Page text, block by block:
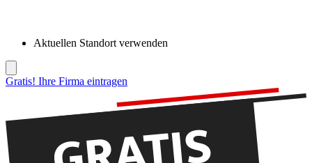
Aktuellen Standort verwenden
Gratis! Ihre Firma eintragen